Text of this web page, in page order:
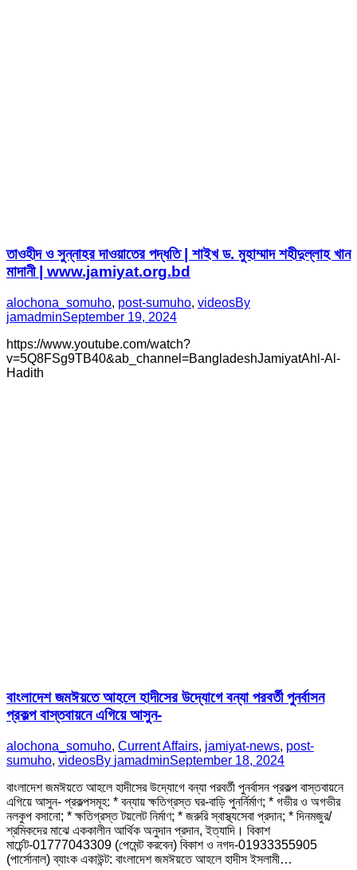
তাওহীদ ও সুন্নাহর দাওয়াতের পদ্ধতি | শাইখ ড. মুহাম্মাদ শহীদুল্লাহ খান
মাদানী | www.jamiyat.org.bd
alochona_somuho, post-sumuho, videosBy
jamadminSeptember 19, 2024
https://www.youtube.com/watch?
v=5Q8FSg9TB40&ab_channel=BangladeshJamiyatAhl-Al-
Hadith
বাংলাদেশ জমঈয়তে আহলে হাদীসের উদ্যোগে বন্যা পরবর্তী পুনর্বাসন
প্রকল্প বাস্তবায়নে এগিয়ে আসুন-
alochona_somuho, Current Affairs, jamiyat-news, post-
sumuho, videosBy jamadminSeptember 18, 2024
বাংলাদেশ জমঈয়তে আহলে হাদীসের উদ্যোগে বন্যা পরবর্তী পুনর্বাসন প্রকল্প বাস্তবায়নে
এগিয়ে আসুন- প্রকল্পসমূহ: * বন্যায় ক্ষতিগ্রস্ত ঘর-বাড়ি পুনর্নির্মাণ; * গভীর ও অগভীর
নলকুপ বসানো; * ক্ষতিগ্রস্ত টয়লেট নির্মাণ; * জরুরি স্বাস্থ্যসেবা প্রদান; * দিনমজুর/
শ্রমিকদের মাঝে এককালীন আর্থিক অনুদান প্রদান, ইত্যাদি। বিকাশ
মার্চেন্ট-01777043309 (পেমেন্ট করবেন) বিকাশ ও নগদ-01933355905
(পার্সোনাল) ব্যাংক একাউন্ট: বাংলাদেশ জমঈয়তে আহলে হাদীস ইসলামী…